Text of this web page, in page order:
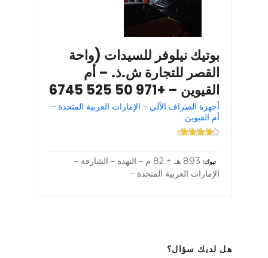
بوتيك نيلوفر للسيدات (واحة
القصر للتجارة ش.ذ. – أم
القيوين – +971 50 525 6745
أجهزة الصراف الآلي – الإمارات العربية المتحدة –
أم القيوين
تبوك
893 هـ + 82 م – النهدة – الشارقة –
الإمارات العربية المتحدة –
هل لديك سؤال؟